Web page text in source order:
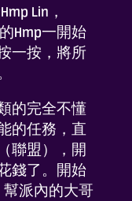
Lin，
Hmp一開始
一按，將所
的完全不懂
的任務，直
聯盟），開
錢了。開始
幫派內的大哥